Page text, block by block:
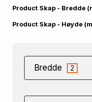
Product Skap - Bredde
Product Skap - Høyde
Bredde 2